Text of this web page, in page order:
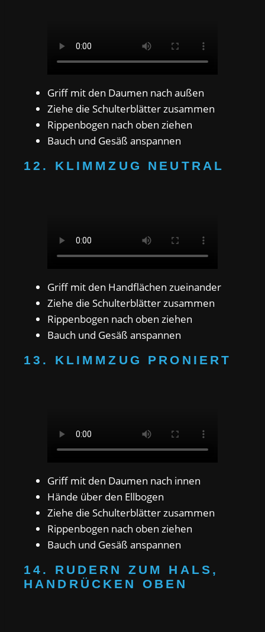
Griff mit den Daumen nach außen
Ziehe die Schulterblätter zusammen
Rippenbogen nach oben ziehen
Bauch und Gesäß anspannen
12. KLIMMZUG NEUTRAL
Griff mit den Handflächen zueinander
Ziehe die Schulterblätter zusammen
Rippenbogen nach oben ziehen
Bauch und Gesäß anspannen
13. KLIMMZUG PRONIERT
Griff mit den Daumen nach innen
Hände über den Ellbogen
Ziehe die Schulterblätter zusammen
Rippenbogen nach oben ziehen
Bauch und Gesäß anspannen
14. RUDERN ZUM HALS,
HANDRÜCKEN OBEN